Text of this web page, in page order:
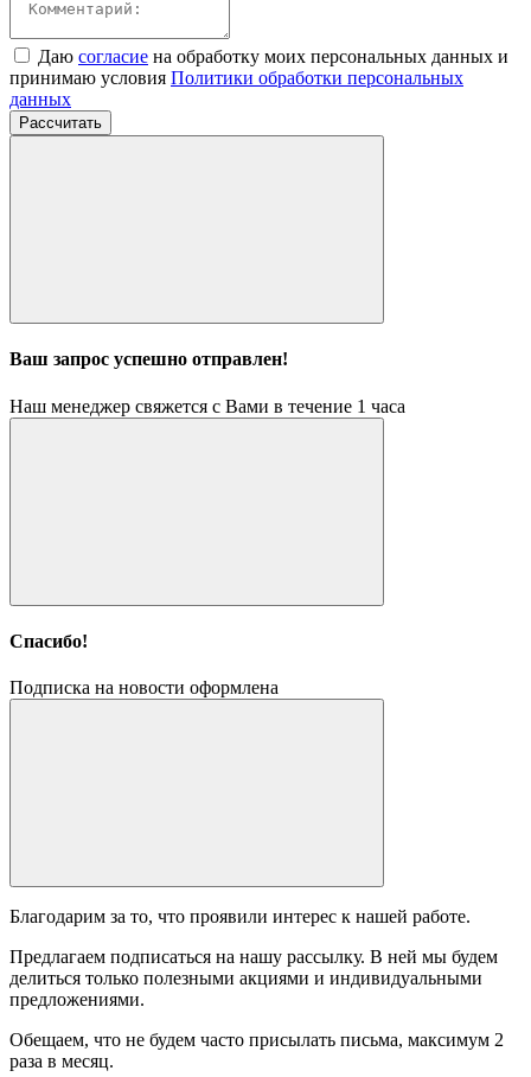
Даю согласие на обработку моих персональных данных и
принимаю условия Политики обработки персональных
данных
Рассчитать
Ваш запрос успешно отправлен!
Наш менеджер свяжется с Вами в течение 1 часа
Спасибо!
Подписка на новости оформлена
Благодарим за то, что проявили интерес к нашей работе.
Предлагаем подписаться на нашу рассылку. В ней мы будем
делиться только полезными акциями и индивидуальными
предложениями.
Обещаем, что не будем часто присылать письма, максимум 2
раза в месяц.